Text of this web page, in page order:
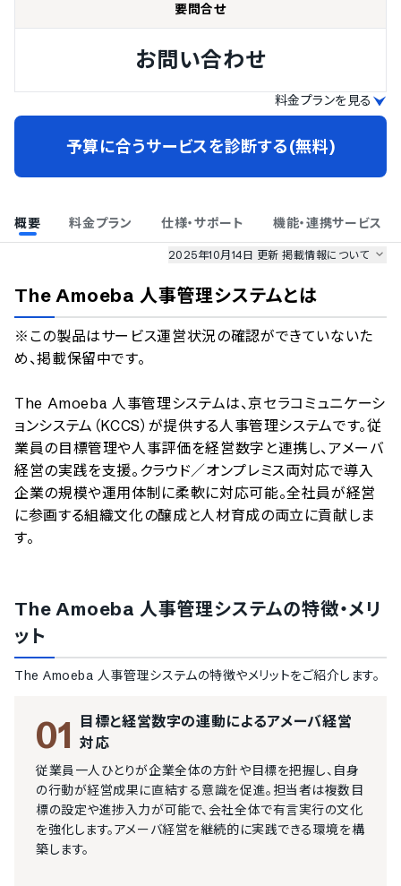
要問合せ
お問い合わせ
料金プランを見る
予算に合うサービスを診断する(無料)
概要 料金プラン 仕様・サポート 機能・連携サービス
2025年10月14日 更新掲載情報について
のサービス情報は、一部 PRONIアイミツSaaS
のサービスデータを参照しています。
情報更新者：人事DX最強ナビ編集部 情報取得元 掲載修正依頼
The Amoeba 人事管理システムとは
※この製品はサービス運営状況の確認ができていないた
め、掲載保留中です。
The Amoeba 人事管理システムは、京セラコミュニケーシ
ョンシステム（KCCS）が提供する人事管理システムです。従
業員の目標管理や人事評価を経営数字と連携し、アメーバ
経営の実践を支援。クラウド／オンプレミス両対応で導入
企業の規模や運用体制に柔軟に対応可能。全社員が経営
に参画する組織文化の醸成と人材育成の両立に貢献しま
す。
The Amoeba 人事管理システムの特徴・メリ
ット
The Amoeba 人事管理システムの特徴やメリットをご紹介します。
01
目標と経営数字の連動によるアメーバ経営
対応
従業員一人ひとりが企業全体の方針や目標を把握し、自身
の行動が経営成果に直結する意識を促進。担当者は複数目
標の設定や進捗入力が可能で、会社全体で有言実行の文化
を強化します。アメーバ経営を継続的に実践できる環境を構
築します。